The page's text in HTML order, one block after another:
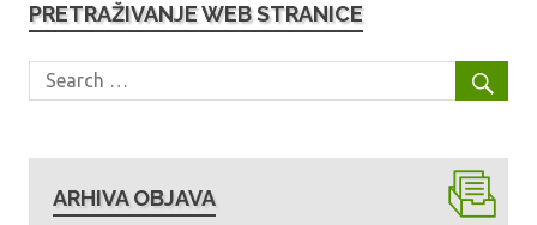
PRETRAŽIVANJE WEB STRANICE
ARHIVA OBJAVA